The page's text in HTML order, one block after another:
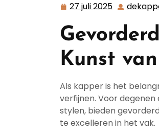
27 juli 2025 27
2025
Kunst
Als kapper is het
verfijnen. Voor
stylen, bieden
te excelleren in het vak.